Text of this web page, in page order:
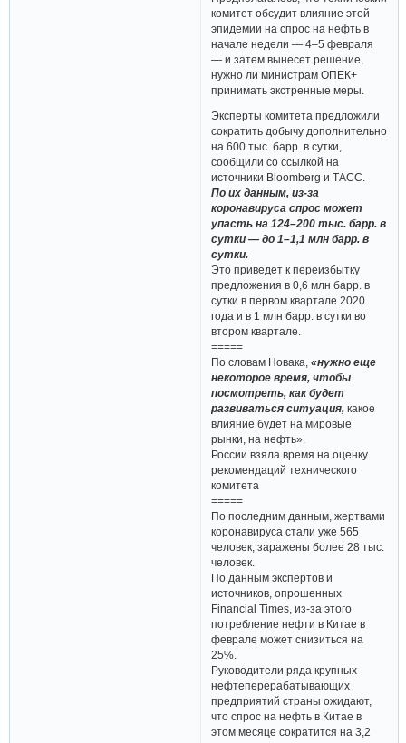
комитет обсудит влияние этой
эпидемии на спрос на нефть в
начале недели — 4–5 февраля
— и затем вынесет решение,
нужно ли министрам ОПЕК+
принимать экстренные меры.
Эксперты комитета предложили
сократить добычу дополнительно
на 600 тыс. барр. в сутки,
сообщили со ссылкой на
источники Bloomberg и ТАСС.
По их данным, из-за
коронавируса спрос может
упасть на 124–200 тыс. барр. в
сутки — до 1–1,1 млн барр. в
сутки.
Это приведет к переизбытку
предложения в 0,6 млн барр. в
сутки в первом квартале 2020
года и в 1 млн барр. в сутки во
втором квартале.
=====
По словам Новака,«нужно еще
некоторое время, чтобы
посмотреть, как будет
развиваться ситуация, какое
влияние будет на мировые
рынки, на нефть».
России взяла время на оценку
рекомендаций технического
комитета
=====
По последним данным, жертвами
коронавируса стали уже 565
человек, заражены более 28 тыс.
человек.
По данным экспертов и
источников, опрошенных
Financial Times, из-за этого
потребление нефти в Китае в
феврале может снизиться на
25%.
Руководители ряда крупных
нефтеперерабатывающих
предприятий страны ожидают,
что спрос на нефть в Китае в
этом месяце сократится на 3,2